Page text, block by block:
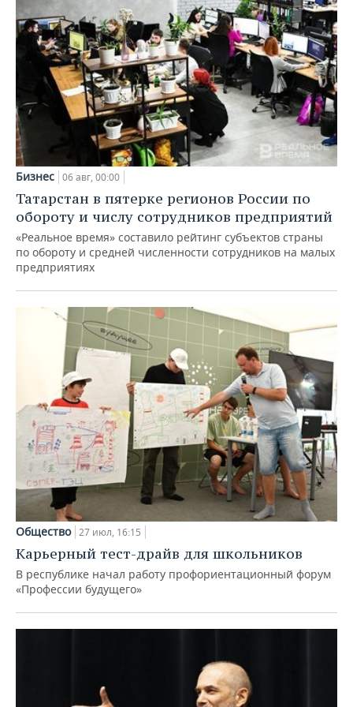
Бизнес 06 авг, 00:00
Татарстан в пятерке регионов России по
обороту и числу сотрудников предприятий
«Реальное время» составило рейтинг субъектов страны
по обороту и средней численности сотрудников на малых
предприятиях
Общество 27 июл, 16:15
Карьерный тест-драйв для школьников
В республике начал работу профориентационный форум
«Профессии будущего»